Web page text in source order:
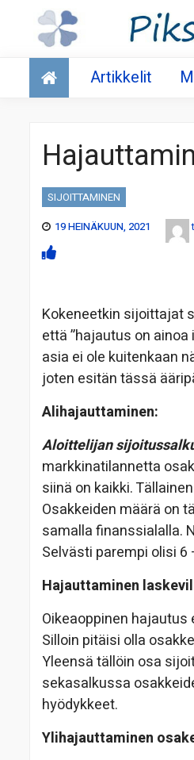
Talous
Artikkelit
SIJOITTAMINEN
19 HEINÄKUUN, 2021
Kokeneetkin sijoittajat
että ”hajautus on
asia ei ole kuitenkaan
joten esitän tässä
Alihajauttaminen:
Aloittelijan
markkinatilannetta
siinä on kaikki.
Osakkeiden määrä on
samalla finanssialalla.
Selvästi parempi olisi
Hajauttaminen
Oikeaoppinen
Silloin pitäisi olla
Yleensä tällöin osa
sekasalkussa
hyödykkeet.
Ylihajauttaminen